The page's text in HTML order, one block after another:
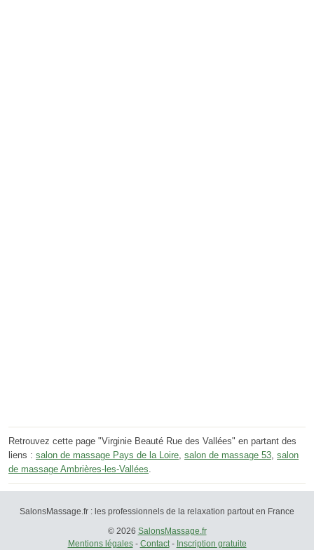
Retrouvez cette page "Virginie Beauté Rue des Vallées" en partant des
liens : salon de massage Pays de la Loire, salon de massage 53, salon
de massage Ambrières-les-Vallées.
SalonsMassage.fr : les professionnels de la relaxation partout en France
© 2026 SalonsMassage.fr
Mentions légales- Contact- Inscription gratuite